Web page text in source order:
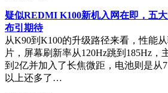
疑似REDMI K100新机入网在即，五
布引期待
从K90到K100的升级路径来看，性能
片，屏幕刷新率从120Hz跳到185Hz，
到2亿并加入了长焦微距，电池则是从
以上还多了…